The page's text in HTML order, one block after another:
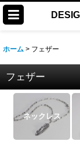
ホーム > フェザー
フェザー
ネックレス